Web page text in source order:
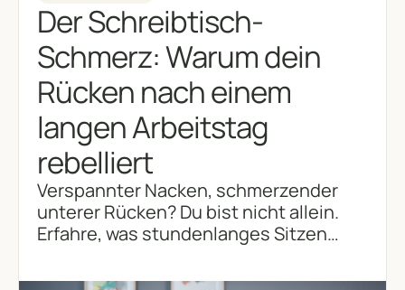
Der Schreibtisch-
Schmerz: Warum dein
Rücken nach einem
langen Arbeitstag
rebelliert
Verspannter Nacken, schmerzender
unterer Rücken? Du bist nicht allein.
Erfahre, was stundenlanges Sitzen
was du aktiv dagegen tun kannst.